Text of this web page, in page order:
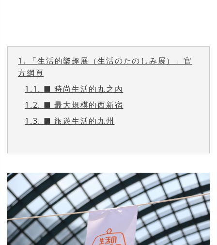
1.
「生活的樂趣展（生活のたのしみ展）」官
方網頁
1.1. ■ 時尚生活的丸之內
1.2. ■ 最大規模的西新宿
1.3. ■ 旅遊生活的九州